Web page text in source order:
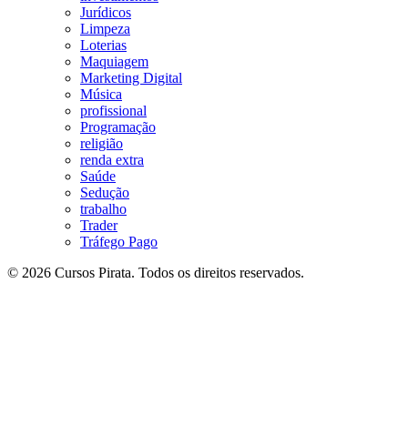
Jurídicos
Limpeza
Loterias
Maquiagem
Marketing Digital
Música
profissional
Programação
religião
renda extra
Saúde
Sedução
trabalho
Trader
Tráfego Pago
© 2026 Cursos Pirata. Todos os direitos reservados.